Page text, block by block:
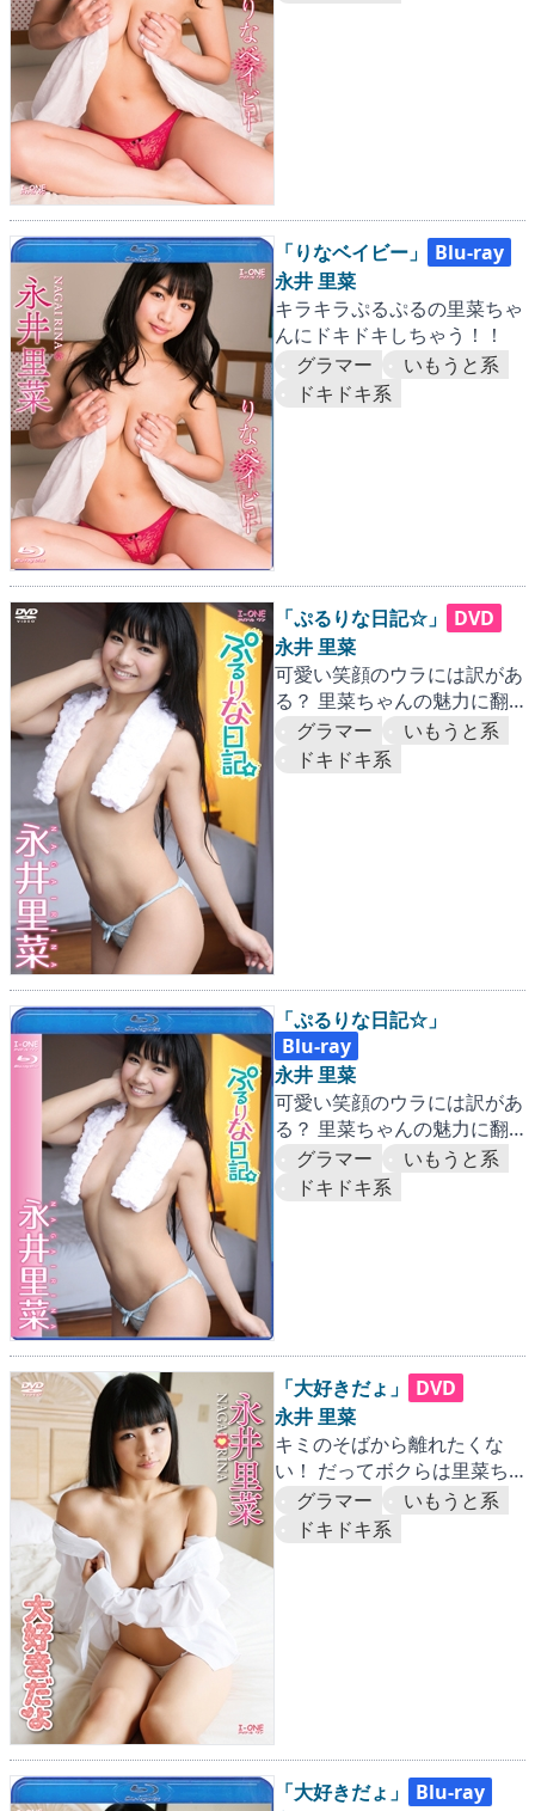
「りなベイビー」
Blu-ray
永井 里菜
キラキラぷるぷるの里菜ちゃ
んにドキドキしちゃう！！
グラマー
いもうと系
ドキドキ系
「ぷるりな日記☆」
DVD
永井 里菜
可愛い笑顔のウラには訳があ
る？ 里菜ちゃんの魅力に翻
弄されまくること間違いナ
シ！！
グラマー
いもうと系
ドキドキ系
「ぷるりな日記☆」
Blu-ray
永井 里菜
可愛い笑顔のウラには訳があ
る？ 里菜ちゃんの魅力に翻
弄されまくること間違いナ
シ！！
グラマー
いもうと系
ドキドキ系
「大好きだょ」
DVD
永井 里菜
キミのそばから離れたくな
い！ だってボクらは里菜ち
ゃんに首ったけ！！
グラマー
いもうと系
ドキドキ系
「大好きだょ」
Blu-ray